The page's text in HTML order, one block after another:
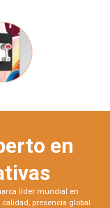
en
líder mundial en
presencia global